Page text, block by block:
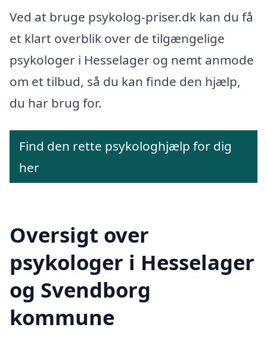
Ved at bruge psykolog-priser.dk kan du få
et klart overblik over de tilgængelige
psykologer i Hesselager og nemt anmode
om et tilbud, så du kan finde den hjælp,
du har brug for.
Find den rette psykologhjælp for dig
her
Oversigt over
psykologer i Hesselager
og Svendborg
kommune